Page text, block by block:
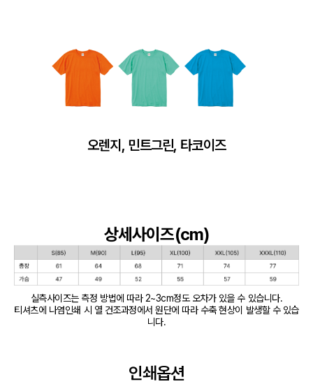
오렌지, 민트그린, 타코이즈
상세사이즈(cm)
실측사이즈는 측정 방법에 따라 2~3cm정도 오차가 있을 수 있습니다.
티셔츠에 나염인쇄 시 열 건조과정에서 원단에 따라 수축 현상이 발생할 수 있습
니다.
인쇄옵션